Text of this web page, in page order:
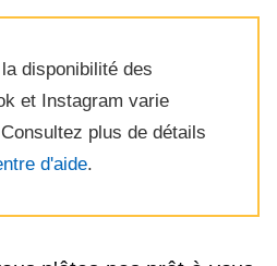
disponibilité des
et Instagram varie
plus de détails
d'aide.